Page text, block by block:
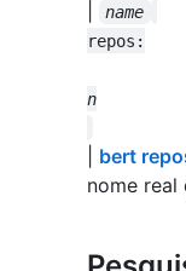
name
bert
nome